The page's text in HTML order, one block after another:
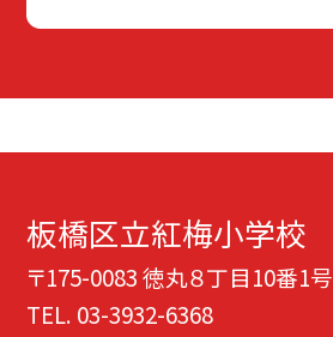
板橋区立紅梅小学校
〒175-0083 徳丸８丁目10番1号
TEL. 03-3932-6368